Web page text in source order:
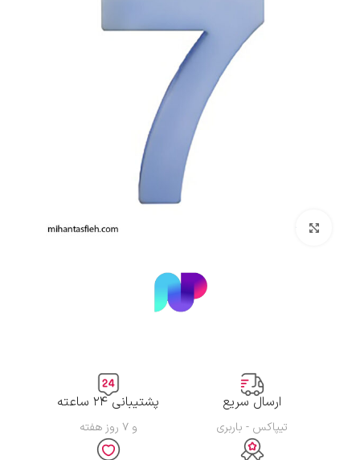
بزرگنمایی تصویر
ارسال سریع
تیپاکس - باربری
پشتیبانی ۲۴ ساعته
و ۷ روز هفته